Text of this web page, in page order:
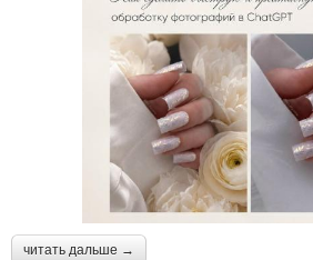
читать дальше →